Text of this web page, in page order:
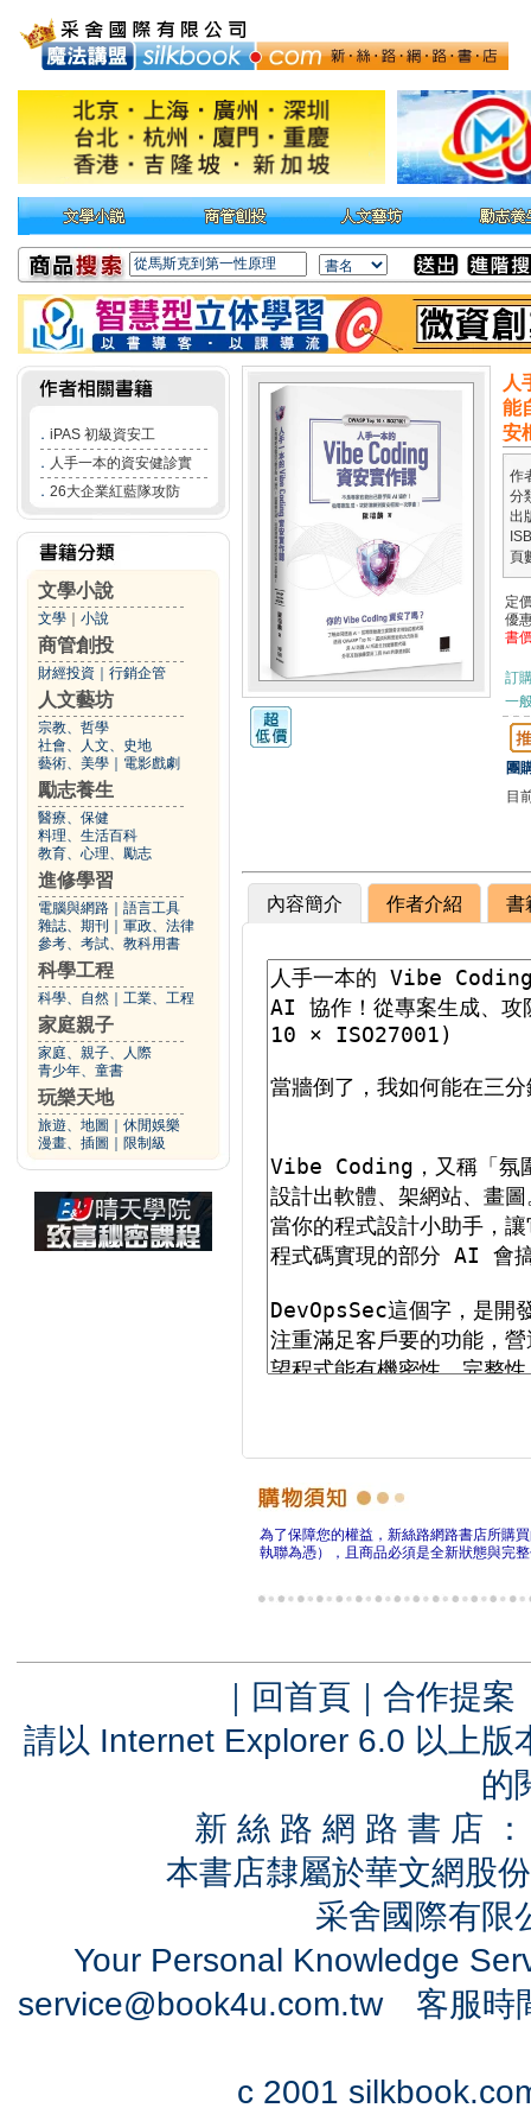
． iPAS 初級資安工
． 人手一本的資安健診實
． 26大企業紅藍隊攻防
文學小說
文學 小說
商管創投
財經投資 行銷企管
人文藝坊
宗教、哲學
社會、人文、史地
藝術、美學
電影戲劇
勵志養生
醫療、保健
料理、生活百科
教育、心理、勵志
進修學習
電腦與網路
語言工具
雜誌、期刊
軍政、法律
參考、考試、教科用書
科學工程
科學、自然 工業、工程
家庭親子
家庭、親子、人際
青少年、童書
玩樂天地
旅遊、地圖
休閒娛樂
漫畫、插圖
限制級
人
能
安
作
分
出
頁
定
優
書
訂
一
團
目
內容簡介 作者介紹 書
為了保障您的權益，新絲路網路書店所購
執聯為憑），且商品必須是全新狀態與完
｜ 回首頁 ｜ 合作提案
請以 Internet Explorer 6.0 以上
的
新 絲 路 網 路 書 店
本書店隸屬於華文網股
采舍國際有
Your Personal Knowledge
service@book4u.com.tw客服時
c 2001